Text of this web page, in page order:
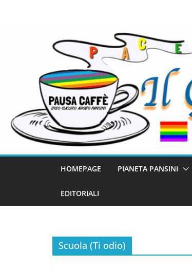
HOMEPAGE PIANETA PANSINI
EDITORIALI
Scuola (Ti odio)